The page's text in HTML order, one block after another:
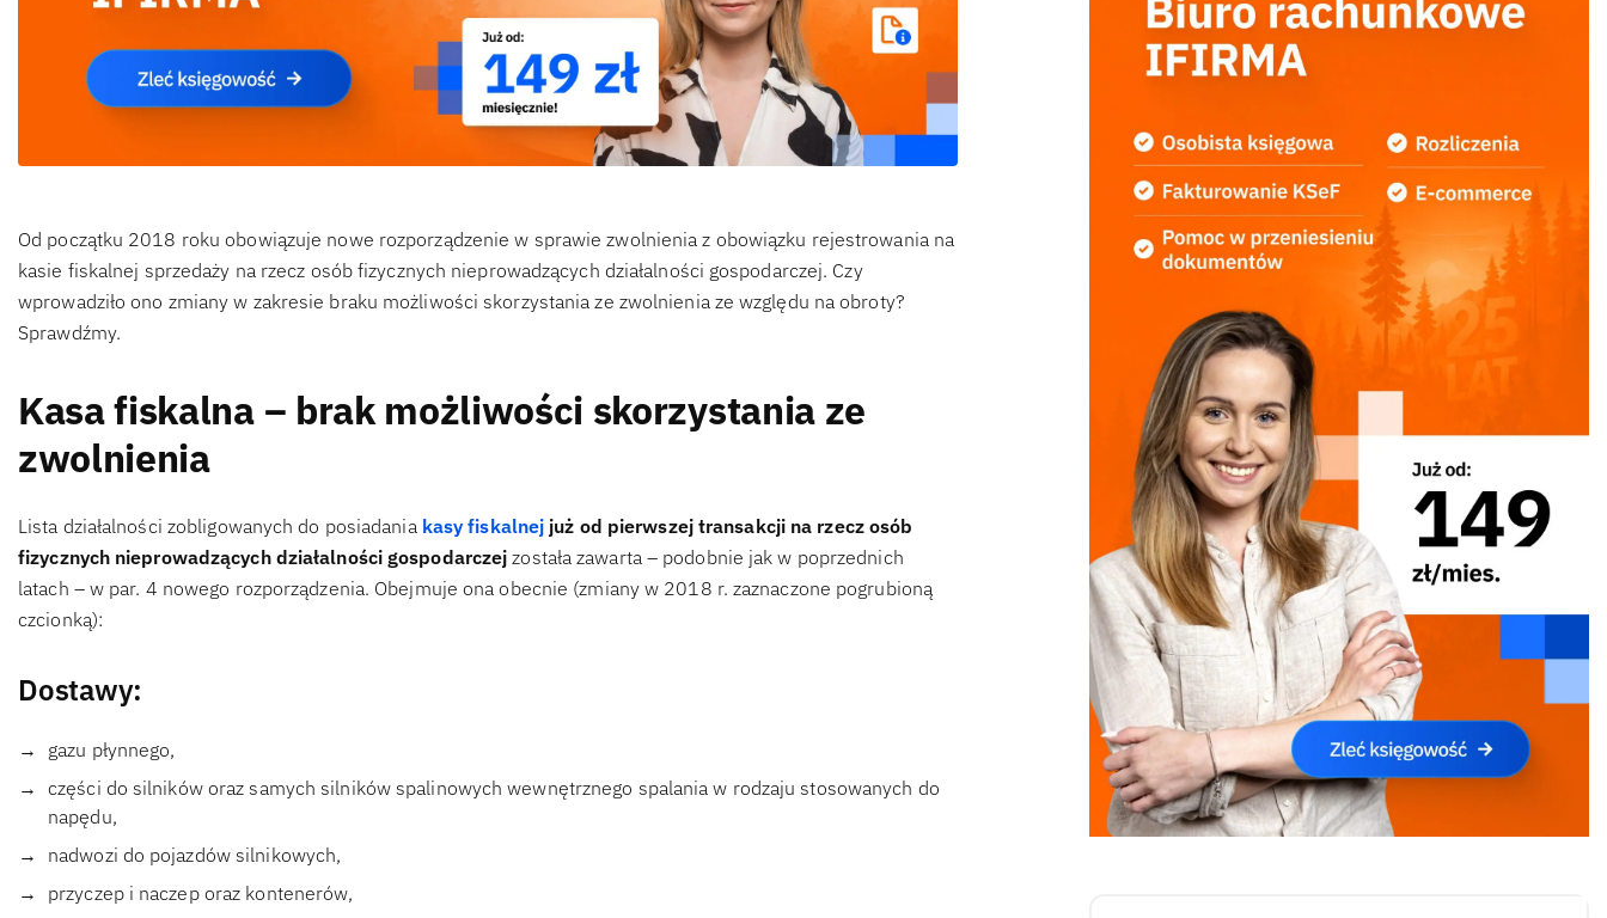
Od początku 2018 roku obowiązuje nowe rozporządzenie w sprawie zwolnienia z obowiązku rejestrowania na
kasie fiskalnej sprzedaży na rzecz osób fizycznych nieprowadzących działalności gospodarczej. Czy
wprowadziło ono zmiany w zakresie braku możliwości skorzystania ze zwolnienia ze względu na obroty?
Sprawdźmy.
Kasa fiskalna – brak możliwości skorzystania ze
zwolnienia
Lista działalności zobligowanych do posiadania kasy fiskalnej już od pierwszej transakcji na rzecz osób
fizycznych nieprowadzących działalności gospodarczej została zawarta – podobnie jak w poprzednich
latach – w par. 4 nowego rozporządzenia. Obejmuje ona obecnie (zmiany w 2018 r. zaznaczone pogrubioną
czcionką):
Dostawy:
gazu płynnego,
części do silników oraz samych silników spalinowych wewnętrznego spalania w rodzaju stosowanych do
napędu,
nadwozi do pojazdów silnikowych,
przyczep i naczep oraz kontenerów,